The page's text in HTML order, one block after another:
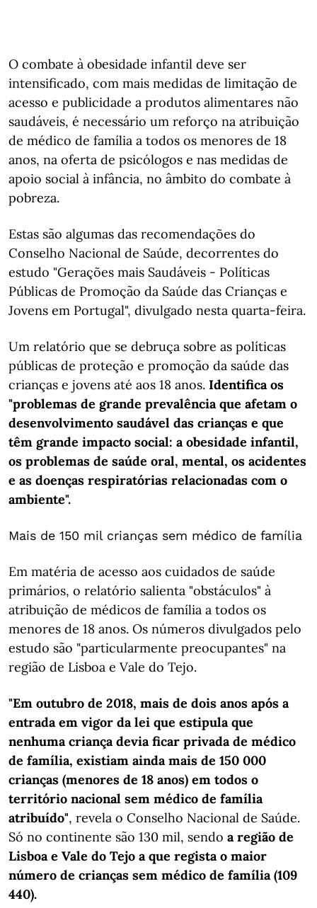
O combate à obesidade infantil deve ser
intensificado, com mais medidas de limitação de
acesso e publicidade a produtos alimentares não
saudáveis, é necessário um reforço na atribuição
de médico de família a todos os menores de 18
anos, na oferta de psicólogos e nas medidas de
apoio social à infância, no âmbito do combate à
pobreza.
Estas são algumas das recomendações do
Conselho Nacional de Saúde, decorrentes do
estudo "Gerações mais Saudáveis - Políticas
Públicas de Promoção da Saúde das Crianças e
Jovens em Portugal", divulgado nesta quarta-feira.
Um relatório que se debruça sobre as políticas
públicas de proteção e promoção da saúde das
crianças e jovens até aos 18 anos. Identifica os
"problemas de grande prevalência que afetam o
desenvolvimento saudável das crianças e que
têm grande impacto social: a obesidade infantil,
os problemas de saúde oral, mental, os acidentes
e as doenças respiratórias relacionadas com o
ambiente".
Mais de 150 mil crianças sem médico de família
Em matéria de acesso aos cuidados de saúde
primários, o relatório salienta "obstáculos" à
atribuição de médicos de família a todos os
menores de 18 anos. Os números divulgados pelo
estudo são "particularmente preocupantes" na
região de Lisboa e Vale do Tejo.
"Em outubro de 2018, mais de dois anos após a
entrada em vigor da lei que estipula que
nenhuma criança devia ficar privada de médico
de família, existiam ainda mais de 150 000
crianças (menores de 18 anos) em todos o
território nacional sem médico de família
atribuído", revela o Conselho Nacional de Saúde.
Só no continente são 130 mil, sendo a região de
Lisboa e Vale do Tejo a que regista o maior
número de crianças sem médico de família (109
440).